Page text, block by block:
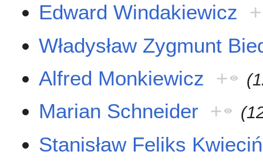
Edward Windakiewicz
+
Władysław Zygmunt
Alfred Monkiewicz
+
Marian Schneider +
Stanisław Feliks